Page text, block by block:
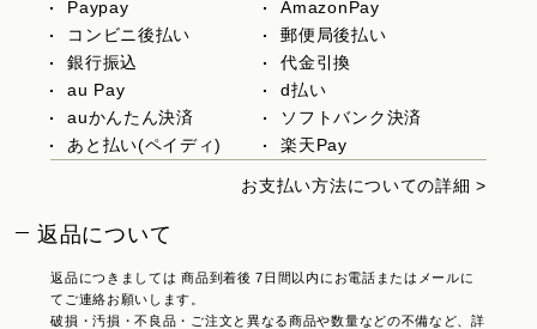
Paypay
AmazonPay
コンビニ後払い
郵便局後払い
銀行振込
代金引換
au Pay
d払い
auかんたん決済
ソフトバンク決済
あと払い(ペイディ)
楽天Pay
お支払い方法についての詳細 >
返品について
返品につきましては 商品到着後 7日間以内にお電話またはメールに
てご連絡お願いします。
破損・汚損・不良品・ご注文と異なる商品や数量などの不備など、詳